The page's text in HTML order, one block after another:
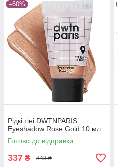
–60%
Рідкі тіні DWTNPARIS
Eyeshadow Rose Gold 10 мл
Готово до відправки
337 ₴ 843 ₴